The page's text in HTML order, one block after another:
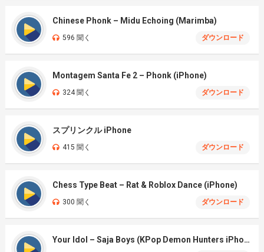
Chinese Phonk – Midu Echoing (Marimba)
596 聞く ダウンロード
Montagem Santa Fe 2 – Phonk (iPhone)
324 聞く ダウンロード
スプリンクル iPhone
415 聞く ダウンロード
Chess Type Beat – Rat & Roblox Dance (iPhone)
300 聞く ダウンロード
Your Idol – Saja Boys (KPop Demon Hunters iPhone)